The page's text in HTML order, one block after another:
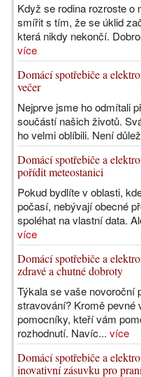
Když se rodina rozroste o
smířit s tím, že se úklid
která nikdy nekončí.
více
Domácí spotřebiče a
večer
Nejprve jsme ho odmítali
součástí našich životů.
ho velmi oblíbili. Není
Domácí spotřebiče a
pořídit meteostanici
Pokud bydlíte v oblasti,
počasí, nebývají obecné
spoléhat na vlastní data.
více
Domácí spotřebiče a
zdravé a chutné dobroty
Týkala se vaše novoroční
stravování? Kromě
pomocníky, kteří vám
rozhodnutí. Navíc... více
Domácí spotřebiče a
inovativní zásuvku pro